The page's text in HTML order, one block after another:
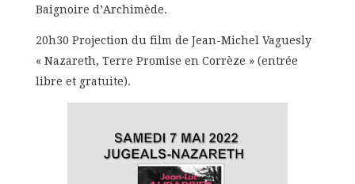
Baignoire d’Archimède.
20h30 Projection du film de Jean-Michel Vaguesly
« Nazareth, Terre Promise en Corrèze » (entrée
libre et gratuite).